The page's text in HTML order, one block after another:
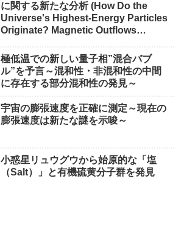
に関する新たな分析 (How Do the
Universe's Highest-Energy Particles
Originate? Magnetic Outflows
Analysis Concludes)
極低温での新しい量子相”混合バブ
ル”を予言～混和性・非混和性の中間
に存在する部分混和性の発見～
宇宙の膨張速度を正確に測定～現在の
膨張速度は新たな謎を示唆～
小惑星リュウグウから始原的な「塩
（Salt）」と有機硫黄分子群を発見